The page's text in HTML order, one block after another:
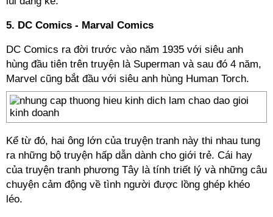
5. DC Comics - Marval Comics
DC Comics ra đời trước vào năm 1935 với siêu anh
hùng đầu tiên trên truyện là Superman và sau đó 4 năm,
Marvel cũng bắt đầu với siêu anh hùng Human Torch.
Kể từ đó, hai ông lớn của truyện tranh này thi nhau tung
ra những bộ truyện hấp dẫn dành cho giới trẻ. Cái hay
của truyện tranh phương Tây là tính triết lý và những câu
chuyện cảm động về tình người được lồng ghép khéo
léo.